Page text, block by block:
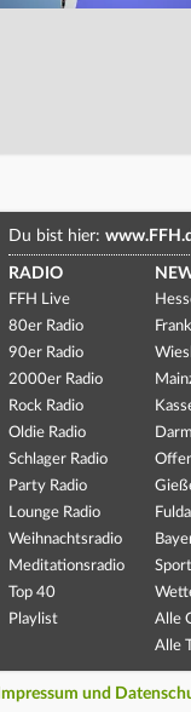
Du bist hier:
RADIO
FFH Live
80er Radio
90er Radio
2000er Radio
Rock Radio
Oldie Radio
Schlager Radio
Party Radio
Lounge Radio
Weihnachtsradio
Meditationsradio
Top 40
Playlist
Sport
Alle
Alle
Impressum und